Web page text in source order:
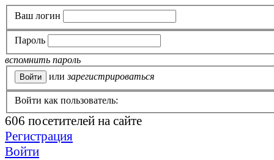
Ваш логин
Пароль
вспомнить пароль
или зарегистрироваться
Войти как пользователь:
606 посетителей на сайте
Регистрация
Войти